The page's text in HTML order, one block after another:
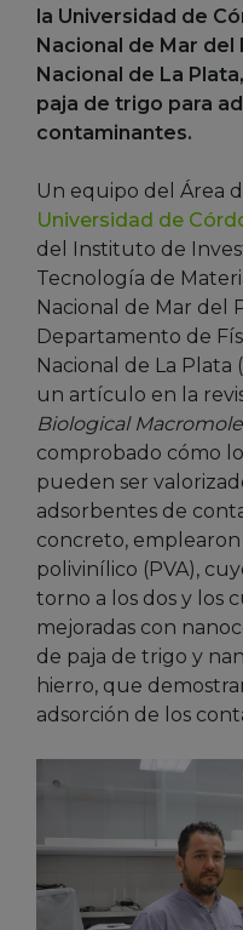
la Universidad de
Nacional de Mar del
Nacional de La
paja de trigo para
contaminantes.
Un equipo del Área
Universidad de
del Instituto de
Tecnología de
Nacional de Mar del
Departamento de
Nacional de La
un artículo en la
Biological
comprobado cómo
pueden ser
adsorbentes de
concreto, emplearon
polivinílico (PVA),
torno a los dos y los
mejoradas con
de paja de trigo y
hierro, que
adsorción de los